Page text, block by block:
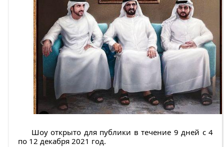
Шоу открыто для публики в течение 9 дней с 4
по 12 декабря 2021 год.